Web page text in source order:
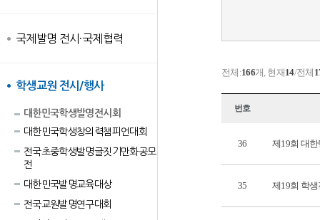
국제발명 전시·국제협력
학생교원 전시/행사
대한민국학생발명전시회
대한민국학생창의력챔피언대회
전국초중학생발명글짓기만화공모
전
대한민국발명교육대상
전국교원발명연구대회
전체:166개, 현재14/전체
번호
36 제19회 대
35 제19회 학